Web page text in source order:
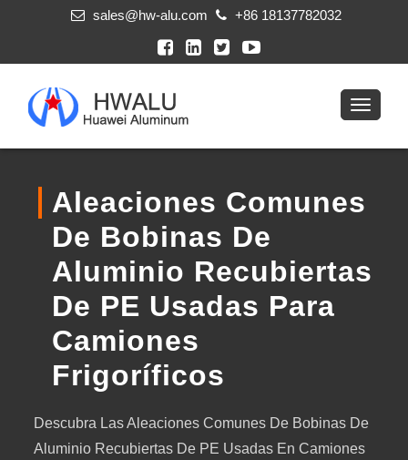
sales@hw-alu.com +86 18137782032
Aleaciones Comunes
De Bobinas De
Aluminio Recubiertas
De PE Usadas Para
Camiones
Frigoríficos
Descubra Las Aleaciones Comunes De Bobinas De
Aluminio Recubiertas De PE Usadas En Camiones